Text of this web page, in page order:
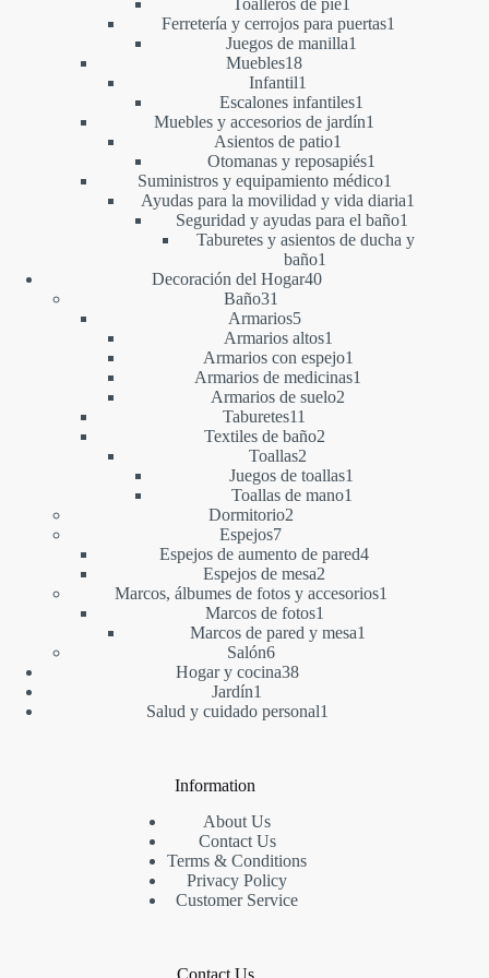
Toalleros de pie1
producto
Ferretería y cerrojos para puertas1
Juegos de manilla1
Muebles1818
productos
Infantil1
producto
Escalones infantiles1
producto
Muebles y accesorios de jardín1
Asientos de patio1
producto
Otomanas y reposapiés1
producto
Suministros y equipamiento médico1
producto
Ayudas para la movilidad y vida diaria1
Seguridad y ayudas para el baño1
producto
Taburetes y asientos de ducha y
baño1
Decoración del Hogar4040
Baño31
productos
Armarios55
productos
Armarios altos1
producto
Armarios con espejo1
producto
Armarios de medicinas1
Armarios de suelo2
Taburetes11
productos
Textiles de baño22
Toallas2
productos
Juegos de toallas1
Toallas de mano1
Dormitorio22
Espejos77
productos
Espejos de aumento de pared44
Espejos de mesa2
productos
Marcos, álbumes de fotos y accesorios1
Marcos de fotos1
producto
Marcos de pared y mesa1
Salón66
productos
Hogar y cocina3838
Jardín1
producto
Salud y cuidado personal1
Information
About Us
Contact Us
Terms & Conditions
Privacy Policy
Customer Service